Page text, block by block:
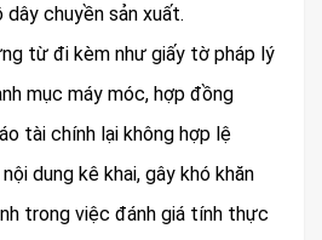
chuyền sản xuất.
từ đi kèm như giấy tờ pháp lý
mục máy móc, hợp đồng
tài chính lại không hợp lệ
dung kê khai, gây khó khăn
trong việc đánh giá tính thực